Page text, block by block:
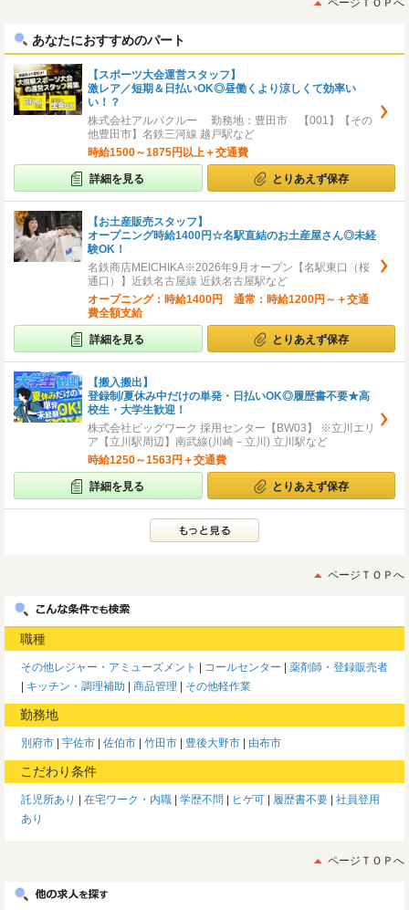
ページＴＯＰへ
あなたにおすすめのパート
【スポーツ大会運営スタッフ】
激レア／短期＆日払いOK◎昼働くより涼しくて効率い
い！？
株式会社アルバクルー 勤務地：豊田市 【001】【その
他豊田市】名鉄三河線 越戸駅など
時給1500～1875円以上＋交通費
詳細を見る とりあえず保存
【お土産販売スタッフ】
オープニング時給1400円☆名駅直結のお土産屋さん◎未経
験OK！
名鉄商店MEICHIKA※2026年9月オープン【名駅東口（桜
通口）】近鉄名古屋線 近鉄名古屋駅など
オープニング：時給1400円 通常：時給1200円～＋交通
費全額支給
詳細を見る とりあえず保存
【搬入搬出】
登録制/夏休み中だけの単発・日払いOK◎履歴書不要★高
校生・大学生歓迎！
株式会社ビッグワーク 採用センター【BW03】 ※立川エリ
ア【立川駅周辺】南武線(川崎－立川) 立川駅など
時給1250～1563円＋交通費
詳細を見る とりあえず保存
ページＴＯＰへ
職種
その他レジャー・アミューズメント コールセンター
薬剤師・登録販売者
キッチン・調理補助
商品管理 その他軽作業
勤務地
別府市 宇佐市 佐伯市 竹田市 豊後大野市 由布市
こだわり条件
託児所あり 在宅ワーク・内職 学歴不問 ヒゲ可 履歴書不要
社員登用
あり
ページＴＯＰへ